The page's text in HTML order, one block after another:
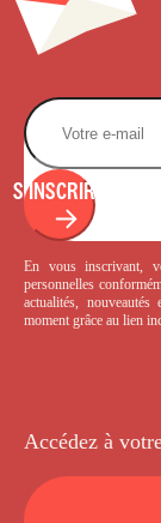
S'INSCRIRE
En vous inscrivant,
personnelles
actualités,
moment grâce au lien
Accédez à